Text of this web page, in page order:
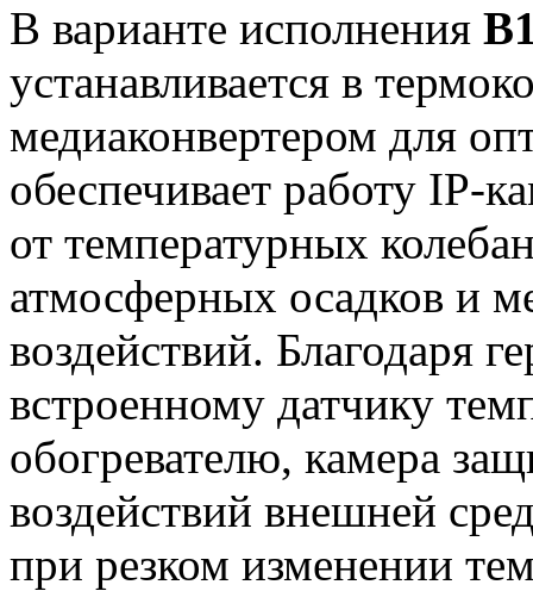
В варианте исполнения
устанавливается в
медиаконвертером для
обеспечивает работу IP-
от температурных
атмосферных осадков и
воздействий. Благодаря
встроенному датчику
обогревателю, камера
воздействий внешней
при резком изменении